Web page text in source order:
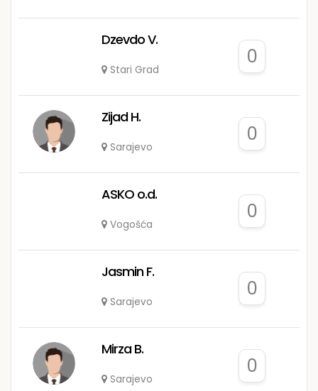
Dzevdo V.
Stari Grad
0
Zijad H.
Sarajevo
0
ASKO o.d.
Vogošća
0
Jasmin F.
Sarajevo
0
Mirza B.
Sarajevo
0